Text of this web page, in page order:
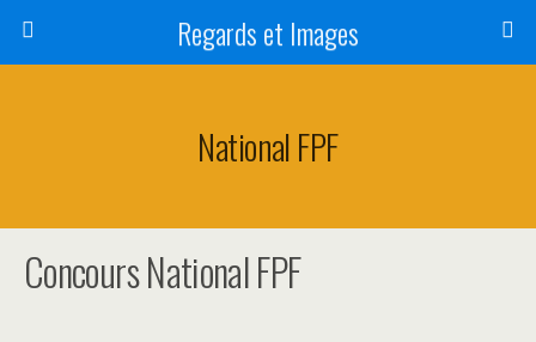
Regards et Images
National FPF
Concours National FPF